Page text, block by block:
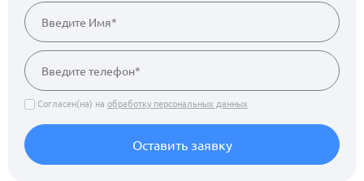
Согласен(на) на обработку персональных данных
Оставить заявку